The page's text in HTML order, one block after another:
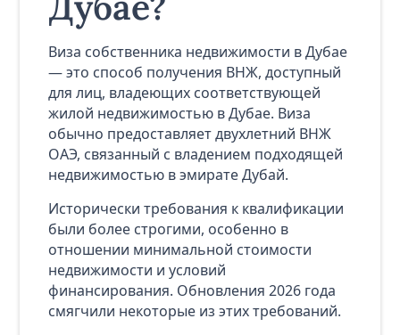
Виза собственника недвижимости в Дубае
— это способ получения ВНЖ, доступный
для лиц, владеющих соответствующей
жилой недвижимостью в Дубае. Виза
обычно предоставляет двухлетний ВНЖ
ОАЭ, связанный с владением подходящей
недвижимостью в эмирате Дубай.
Исторически требования к квалификации
были более строгими, особенно в
отношении минимальной стоимости
недвижимости и условий
финансирования. Обновления 2026 года
смягчили некоторые из этих требований.